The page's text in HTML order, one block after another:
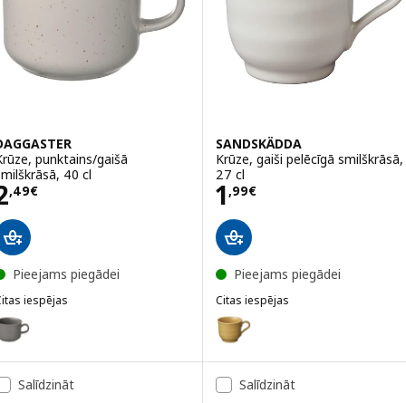
punktains/gaišā
40 cl
,49€ 2,49€
Pieejams piegādei
iespējas
DAGGASTER, Krūze, punktains/pelēkā krāsā, 40 cl
SANDSKÄDDA
Krūze, gaiši pelēcīgā smilškrāsā,
27 cl
1,99€
Cena 1,99€
Pieejams piegādei
Citas iespējas
SANDSKÄDDA
Variants: SANDSKÄDDA,
Salīdzināt Salīdzināt